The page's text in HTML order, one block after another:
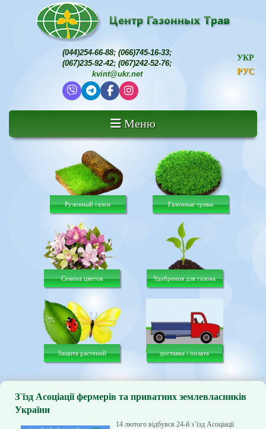
(044)254-66-88; (066)745-16-33;
(067)235-92-42; (067)242-52-76;
kvint@ukr.net
УКР
РУС
Меню
Рулонный газон Газонные травы
Семена цветов Удобрения для газона
Защита растений доставка і оплата
З`їзд Асоціації фермерів та приватних землевласників
України
14 лютого відбувся 24-й з’їзд Асоціації